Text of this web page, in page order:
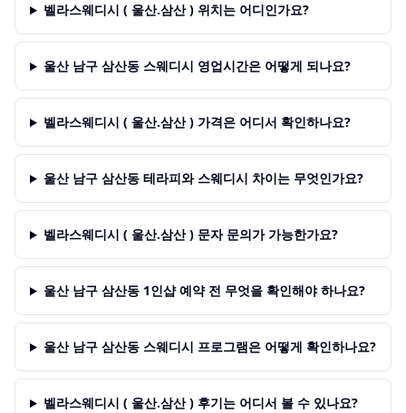
벨라스웨디시 ( 울산.삼산 ) 위치는 어디인가요?
울산 남구 삼산동 스웨디시 영업시간은 어떻게 되나요?
벨라스웨디시 ( 울산.삼산 ) 가격은 어디서 확인하나요?
울산 남구 삼산동 테라피와 스웨디시 차이는 무엇인가요?
벨라스웨디시 ( 울산.삼산 ) 문자 문의가 가능한가요?
울산 남구 삼산동 1인샵 예약 전 무엇을 확인해야 하나요?
울산 남구 삼산동 스웨디시 프로그램은 어떻게 확인하나요?
벨라스웨디시 ( 울산.삼산 ) 후기는 어디서 볼 수 있나요?